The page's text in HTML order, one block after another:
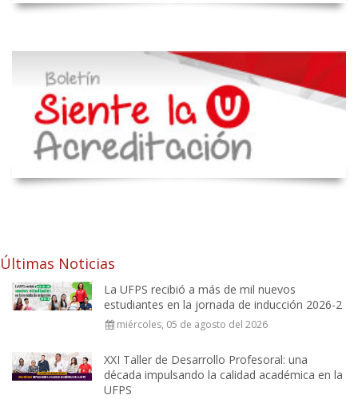
Últimas Noticias
La UFPS recibió a más de mil nuevos
estudiantes en la jornada de inducción 2026-2
miércoles, 05 de agosto del 2026
XXI Taller de Desarrollo Profesoral: una
década impulsando la calidad académica en la
UFPS